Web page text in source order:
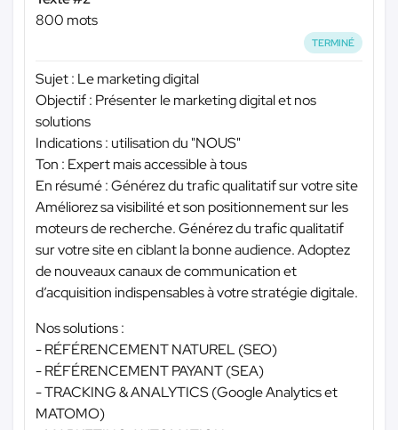
800 mots
TERMINÉ
Sujet : Le marketing digital
Objectif : Présenter le marketing digital et nos
solutions
Indications : utilisation du "NOUS"
Ton : Expert mais accessible à tous
En résumé : Générez du trafic qualitatif sur votre site
Améliorez sa visibilité et son positionnement sur les
moteurs de recherche. Générez du trafic qualitatif
sur votre site en ciblant la bonne audience. Adoptez
de nouveaux canaux de communication et
d’acquisition indispensables à votre stratégie digitale.
Nos solutions :
- RÉFÉRENCEMENT NATUREL (SEO)
- RÉFÉRENCEMENT PAYANT (SEA)
- TRACKING & ANALYTICS (Google Analytics et
MATOMO)